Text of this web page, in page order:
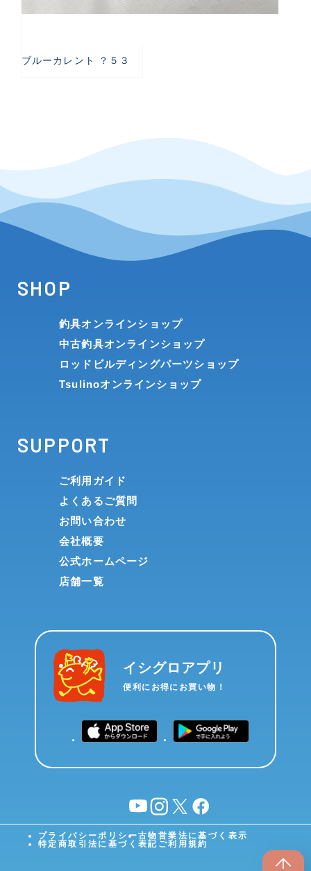
ブルーカレント ？５３
SHOP
釣具オンラインショップ
中古釣具オンラインショップ
ロッドビルディングパーツショップ
Tsulinoオンラインショップ
SUPPORT
ご利用ガイド
よくあるご質問
お問い合わせ
会社概要
公式ホームページ
店舗一覧
イシグロアプリ
便利にお得にお買い物！
YouTubeinstagram
X facebook
プライバシーポリシー古物営業法に基づく表示
特定商取引法に基づく表記 ご利用規約